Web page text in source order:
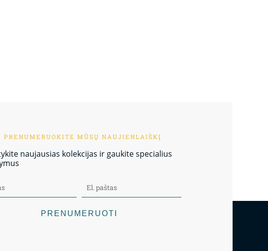
PRENUMERUOKITE MŪSŲ NAUJIENLAIŠKĮ
naujausias kolekcijas ir gaukite specialius
PRENUMERUOTI